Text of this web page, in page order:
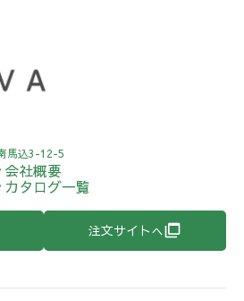
馬込3-12-5
会社概要
カタログ一覧
注文サイトへ